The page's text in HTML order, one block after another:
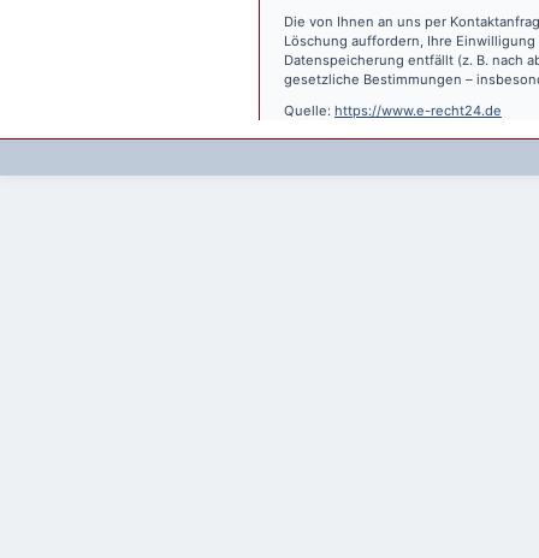
Die von Ihnen an uns per
Löschung auffordern, Ihre
Datenspeicherung entfällt (z. B. nach
gesetzliche Bestimmungen –
Quelle: https://www.e-recht24.de